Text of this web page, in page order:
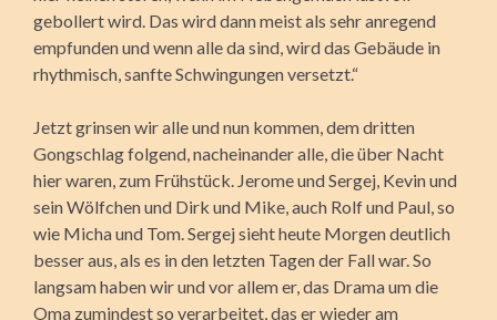
gebollert wird. Das wird dann meist als sehr anregend
empfunden und wenn alle da sind, wird das Gebäude in
rhythmisch, sanfte Schwingungen versetzt.“
Jetzt grinsen wir alle und nun kommen, dem dritten
Gongschlag folgend, nacheinander alle, die über Nacht
hier waren, zum Frühstück. Jerome und Sergej, Kevin und
sein Wölfchen und Dirk und Mike, auch Rolf und Paul, so
wie Micha und Tom. Sergej sieht heute Morgen deutlich
besser aus, als es in den letzten Tagen der Fall war. So
langsam haben wir und vor allem er, das Drama um die
Oma zumindest so verarbeitet, das er wieder am